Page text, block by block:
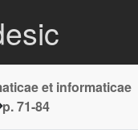
et informaticae
p. 71-84